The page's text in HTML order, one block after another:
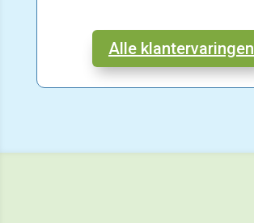
Alle klantervaringen